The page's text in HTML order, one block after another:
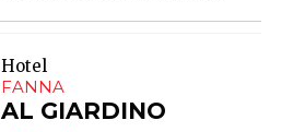
Hotel
FANNA
AL GIARDINO